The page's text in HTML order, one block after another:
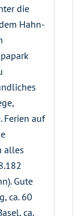
die
Hahn-
Ferien auf
alles
Gute
ca. 60
ca.